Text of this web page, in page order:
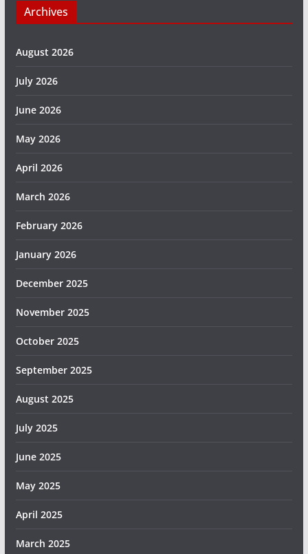
Archives
August 2026
July 2026
June 2026
May 2026
April 2026
March 2026
February 2026
January 2026
December 2025
November 2025
October 2025
September 2025
August 2025
July 2025
June 2025
May 2025
April 2025
March 2025